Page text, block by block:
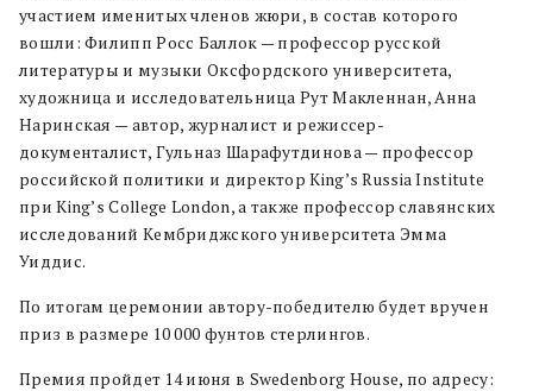
участием именитых членов жюри, в состав которого
вошли: Филипп Росс Баллок — профессор русской
литературы и музыки Оксфордского университета,
художница и исследовательница Рут Макленнан, Анна
Наринская — автор, журналист и режиссер-
документалист, Гульназ Шарафутдинова — профессор
российской политики и директор King’s Russia Institute
при King’s College London, а также профессор славянских
исследований Кембриджского университета Эмма
Уиддис.
По итогам церемонии автору-победителю будет вручен
приз в размере 10 000 фунтов стерлингов.
Премия пройдет 14 июня в Swedenborg House, по адресу: